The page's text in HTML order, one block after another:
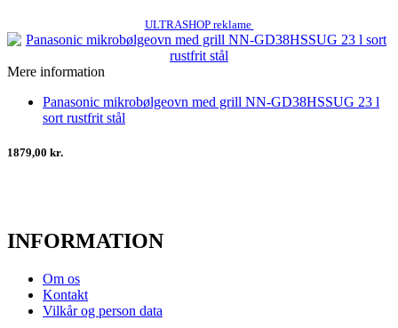
ULTRASHOP reklame
Mere information
Panasonic mikrobølgeovn med grill NN-GD38HSSUG 23 l
sort rustfrit stål
1879,00 kr.
INFORMATION
Om os
Kontakt
Vilkår og person data